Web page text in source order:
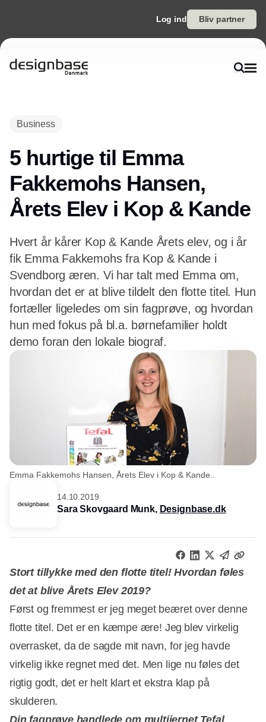
Log ind Bliv partner
Business
5 hurtige til Emma
Fakkemohs Hansen,
Årets Elev i Kop & Kande
Hvert år kårer Kop & Kande Årets elev, og i år
fik Emma Fakkemohs fra Kop & Kande i
Svendborg æren. Vi har talt med Emma om,
hvordan det er at blive tildelt den flotte titel. Hun
fortæller ligeledes om sin fagprøve, og hvordan
hun med fokus på bl.a. børnefamilier holdt
demo foran den lokale biograf.
Emma Fakkemohs Hansen, Årets Elev i Kop & Kande..
14.10.2019
Sara Skovgaard Munk, Designbase.dk
Stort tillykke med den flotte titel! Hvordan føles
det at blive Årets Elev 2019?
Først og fremmest er jeg meget beæret over denne
flotte titel. Det er en kæmpe ære! Jeg blev virkelig
overrasket, da de sagde mit navn, for jeg havde
virkelig ikke regnet med det. Men lige nu føles det
rigtig godt, det er helt klart et ekstra klap på
skulderen.
Din fagprøve handlede om multijernet Tefal